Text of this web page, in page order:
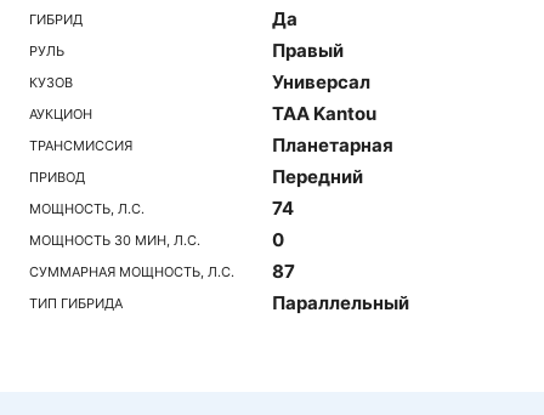
ГИБРИД Да
РУЛЬ Правый
КУЗОВ Универсал
АУКЦИОН TAA Kantou
ТРАНСМИССИЯ Планетарная
ПРИВОД Передний
МОЩНОСТЬ, Л.С. 74
МОЩНОСТЬ 30 МИН, Л.С. 0
СУММАРНАЯ МОЩНОСТЬ, Л.С. 87
ТИП ГИБРИДА Параллельный